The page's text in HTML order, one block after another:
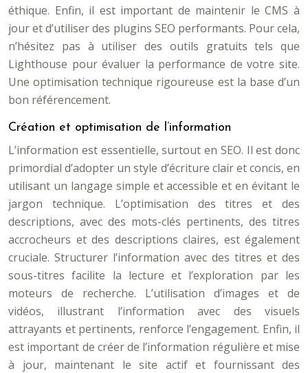
éthique. Enfin, il est important de maintenir le CMS à
jour et d’utiliser des plugins SEO performants. Pour cela,
n’hésitez pas à utiliser des outils gratuits tels que
Lighthouse pour évaluer la performance de votre site.
Une optimisation technique rigoureuse est la base d’un
bon référencement.
Création et optimisation de l’information
L’information est essentielle, surtout en SEO. Il est donc
primordial d’adopter un style d’écriture clair et concis, en
utilisant un langage simple et accessible et en évitant le
jargon technique. L’optimisation des titres et des
descriptions, avec des mots-clés pertinents, des titres
accrocheurs et des descriptions claires, est également
cruciale. Structurer l’information avec des titres et des
sous-titres facilite la lecture et l’exploration par les
moteurs de recherche. L’utilisation d’images et de
vidéos, illustrant l’information avec des visuels
attrayants et pertinents, renforce l’engagement. Enfin, il
est important de créer de l’information régulière et mise
à jour, maintenant le site actif et fournissant des